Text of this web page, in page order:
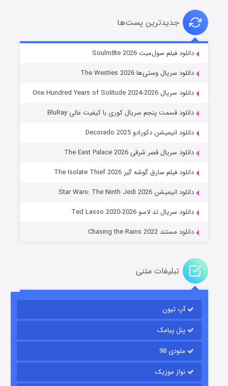
خاندان اژدها فصل ۳
جادوگری در مغولستان
قسمت ۱۴ (زیرنویس) منتشر شد
جدیدترین پست‌ها
دانلود فیلم سول‌میت Soulm8te 2026
دانلود سریال وستی‌ها The Westies 2026
دانلود سریال One Hundred Years of Solitude 2024-2026
دانلود قسمت پنجم سریال کوری با کیفیت عالی BluRay
دانلود انیمیشن دکورادو Decorado 2025
دانلود سریال قصر شرقی The East Palace 2026
دانلود فیلم سارق گوشه گیر The Isolate Thief 2026
دانلود انیمیشن Star Wars: The Ninth Jedi 2026
دانلود سریال تد لاسو Ted Lasso 2020-2026
دانلود مستند Chasing the Rains 2022
تبلیغات متنی
آپ تیون
پنل پیامک
ملودی 98
نواز موزیک